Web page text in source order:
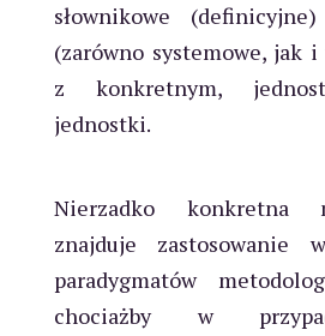
słownikowe
(zarówno systemowe, jak
z konkretnym,
jednostki.
Nierzadko konkretna
znajduje zastosowanie
paradygmatów
chociażby w